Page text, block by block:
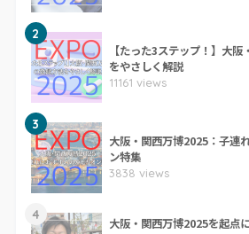
2
【たった3ステップ！】大
をやさしく解説
11161 views
3
大阪・関西万博2025：子連
ン特集
3838 views
4
大阪・関西万博2025を起点